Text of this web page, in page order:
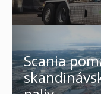
Scania